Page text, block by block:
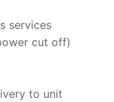
services
cut off)
to unit